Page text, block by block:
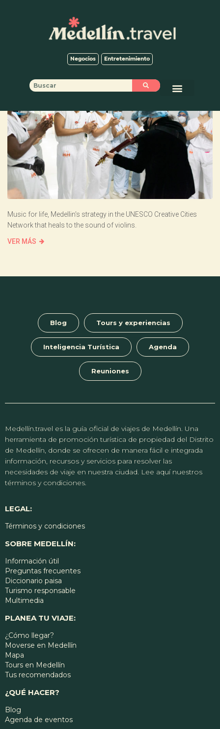
Negocios Entretenimiento
Music for life, Medellin's strategy in the UNESCO Creative Cities
Network that heals to the sound of violins.
VER MÁS
Blog Tours y experiencias
Inteligencia Turística Agenda
Reuniones
Medellín.travel es la guía oficial de viajes de Medellín. Una
herramienta de promoción turística de propiedad del Distrito
de Medellín, donde se ofrecen de manera fácil e integrada
información, recursos y servicios para resolver las
necesidades de viaje en nuestra ciudad. Lee aquí nuestros
términos y condiciones.
LEGAL:
Términos y condiciones
SOBRE MEDELLÍN:
Información útil
Preguntas frecuentes
Diccionario paisa
Turismo responsable
Multimedia
PLANEA TU VIAJE:
¿Cómo llegar?
Moverse en Medellín
Mapa
Tours en Medellín
Tus recomendados
¿QUÉ HACER?
Blog
Agenda de eventos